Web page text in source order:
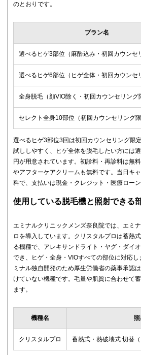
のとおりです。
プラン名
選べるヒゲ3部位（麻酔込み・初回カウンセ
選べるヒゲ6部位（ヒゲ全体・初回カウンセ
全身脱毛（顔VIO除く・初回カウンセリング
セレクト全身10部位（初回カウンセリング限
選べるヒゲ3部位3回は初回カウンセリング限
試ししやすく、ヒゲ全体を脱毛したい方には
円が用意されています。初診料・再診料は無
やアフターケアクリームも無料です。当日キ
料で、支払いは現金・クレジット・医療ローン
使用している脱毛機と照射できる
エミナルクリニックメンズ奈良院では、エミ
ロを導入しています。クリスタルプロは蓄熱
る機種で、アレキサンドライト・ヤグ・ダイ
でき、ヒゲ・全身・VIOすべての部位に対応
ミナル独自開発のため厚生労働省の薬事承認
けていない機種です。毛量や肌質に合わせて
ます。
機種名
クリスタルプロ 蓄熱式・熱破壊式 切替